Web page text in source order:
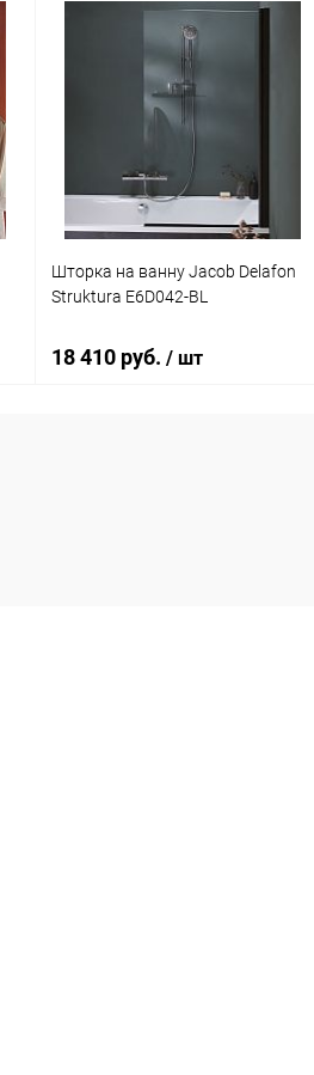
В корзину
Купить в 1 клик
В избранное
Шторка на ванну Jacob Delafon
Struktura E6D042-BL
18 410 руб. / шт